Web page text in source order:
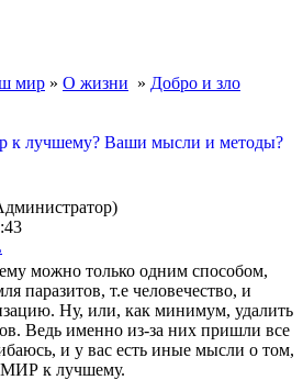
мир » О жизни » Добро и зло
к лучшему? Ваши мысли и методы?
можно только одним способом,
паразитов, т.е человечество, и
Ну, или, как минимум, удалить
Ведь именно из-за них пришли все
и у вас есть иные мысли о том,
МИР к лучшему.